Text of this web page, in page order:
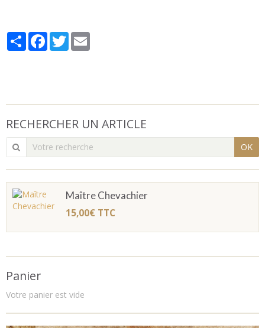
PartagerFacebook
Twitter
RECHERCHER UN ARTICLE
OK
Maître Chevachier
15,00€ TTC
Panier
Votre panier est vide